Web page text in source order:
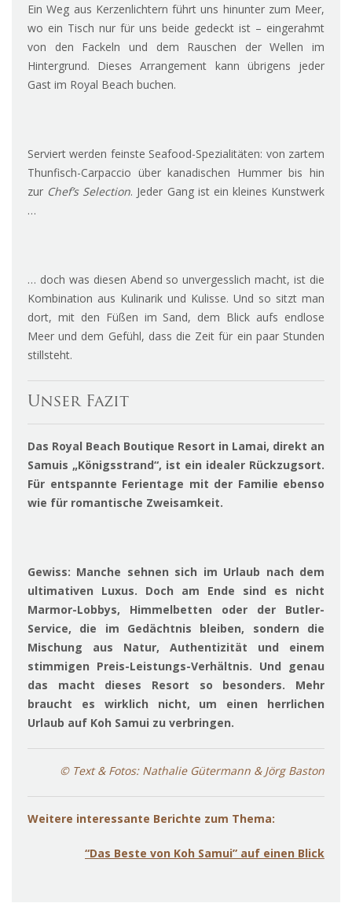
Ein Weg aus Kerzenlichtern führt uns hinunter zum Meer,
wo ein Tisch nur für uns beide gedeckt ist – eingerahmt
von den Fackeln und dem Rauschen der Wellen im
Hintergrund. Dieses Arrangement kann übrigens jeder
Gast im Royal Beach buchen.
Serviert werden feinste Seafood-Spezialitäten: von zartem
Thunfisch-Carpaccio über kanadischen Hummer bis hin
zur Chef’s Selection. Jeder Gang ist ein kleines Kunstwerk
…
… doch was diesen Abend so unvergesslich macht, ist die
Kombination aus Kulinarik und Kulisse. Und so sitzt man
dort, mit den Füßen im Sand, dem Blick aufs endlose
Meer und dem Gefühl, dass die Zeit für ein paar Stunden
stillsteht.
Unser Fazit
Das Royal Beach Boutique Resort in Lamai, direkt an
Samuis „Königsstrand“, ist ein idealer Rückzugsort.
Für entspannte Ferientage mit der Familie ebenso
wie für romantische Zweisamkeit.
Gewiss: Manche sehnen sich im Urlaub nach dem
ultimativen Luxus. Doch am Ende sind es nicht
Marmor-Lobbys, Himmelbetten oder der Butler-
Service, die im Gedächtnis bleiben, sondern die
Mischung aus Natur, Authentizität und einem
stimmigen Preis-Leistungs-Verhältnis. Und genau
das macht dieses Resort so besonders. Mehr
braucht es wirklich nicht, um einen herrlichen
Urlaub auf Koh Samui zu verbringen.
© Text & Fotos: Nathalie Gütermann & Jörg Baston
Weitere interessante Berichte zum Thema:
“Das Beste von Koh Samui” auf einen Blick